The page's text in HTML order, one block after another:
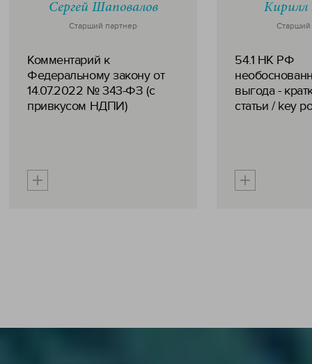
Сергей Шаповалов
Старший партнер
Комментарий к
Федеральному закону от
14.07.2022 № 343-ФЗ (с
привкусом НДПИ)
Кирилл
Старший
54.1 НК РФ
выгода -
статьи / key